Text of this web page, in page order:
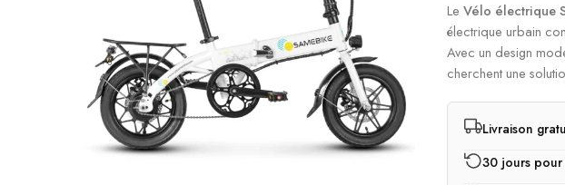
Le Vélo électrique
électrique urbain
Avec un design
cherchent une
Livraison
30 jours pour